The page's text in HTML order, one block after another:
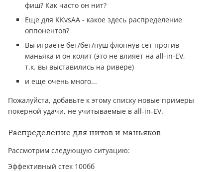
фиш? Как часто он нит?
Еще для ККvsAA - какое здесь распределение
оппонентов?
Вы играете бет/бет/пуш флопнув сет против
маньяка и он колит (это не влияет на all-in-EV,
т.к. вы выставились на ривере)
и еще очень много...
Пожалуйста, добавьте к этому списку новые примеры
покерной удачи, не учитываемые в all-in-EV.
Распределение для нитов и маньяков
Рассмотрим следующую ситуацию:
Эффективный стек 100бб